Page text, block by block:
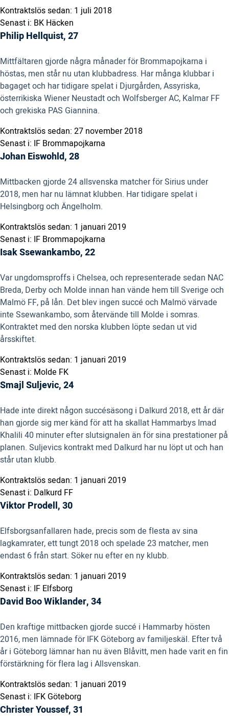
Kontraktslös sedan: 1 juli 2018
Senast i: BK Häcken
Philip Hellquist, 27
Mittfältaren gjorde några månader för Brommapojkarna i
höstas, men står nu utan klubbadress. Har många klubbar i
bagaget och har tidigare spelat i Djurgården, Assyriska,
österrikiska Wiener Neustadt och Wolfsberger AC, Kalmar FF
och grekiska PAS Giannina.
Kontraktslös sedan: 27 november 2018
Senast i: IF Brommapojkarna
Johan Eiswohld, 28
Mittbacken gjorde 24 allsvenska matcher för Sirius under
2018, men har nu lämnat klubben. Har tidigare spelat i
Helsingborg och Ängelholm.
Kontraktslös sedan: 1 januari 2019
Senast i: IF Brommapojkarna
Isak Ssewankambo, 22
Var ungdomsproffs i Chelsea, och representerade sedan NAC
Breda, Derby och Molde innan han vände hem till Sverige och
Malmö FF, på lån. Det blev ingen succé och Malmö värvade
inte Ssewankambo, som återvände till Molde i somras.
Kontraktet med den norska klubben löpte sedan ut vid
årsskiftet.
Kontraktslös sedan: 1 januari 2019
Senast i: Molde FK
Smajl Suljevic, 24
Hade inte direkt någon succésäsong i Dalkurd 2018, ett år där
han gjorde sig mer känd för att ha skallat Hammarbys Imad
Khalili 40 minuter efter slutsignalen än för sina prestationer på
planen. Suljevics kontrakt med Dalkurd har nu löpt ut och han
står utan klubb.
Kontraktslös sedan: 1 januari 2019
Senast i: Dalkurd FF
Viktor Prodell, 30
Elfsborgsanfallaren hade, precis som de flesta av sina
lagkamrater, ett tungt 2018 och spelade 23 matcher, men
endast 6 från start. Söker nu efter en ny klubb.
Kontraktslös sedan: 1 januari 2019
Senast i: IF Elfsborg
David Boo Wiklander, 34
Den kraftige mittbacken gjorde succé i Hammarby hösten
2016, men lämnade för IFK Göteborg av familjeskäl. Efter två
år i Göteborg lämnar han nu även Blåvitt, men hade varit en fin
förstärkning för flera lag i Allsvenskan.
Kontraktslös sedan: 1 januari 2019
Senast i: IFK Göteborg
Christer Youssef, 31